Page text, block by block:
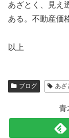
あざとく、見え
ある。不動産価
以上
ブログ あざ
青